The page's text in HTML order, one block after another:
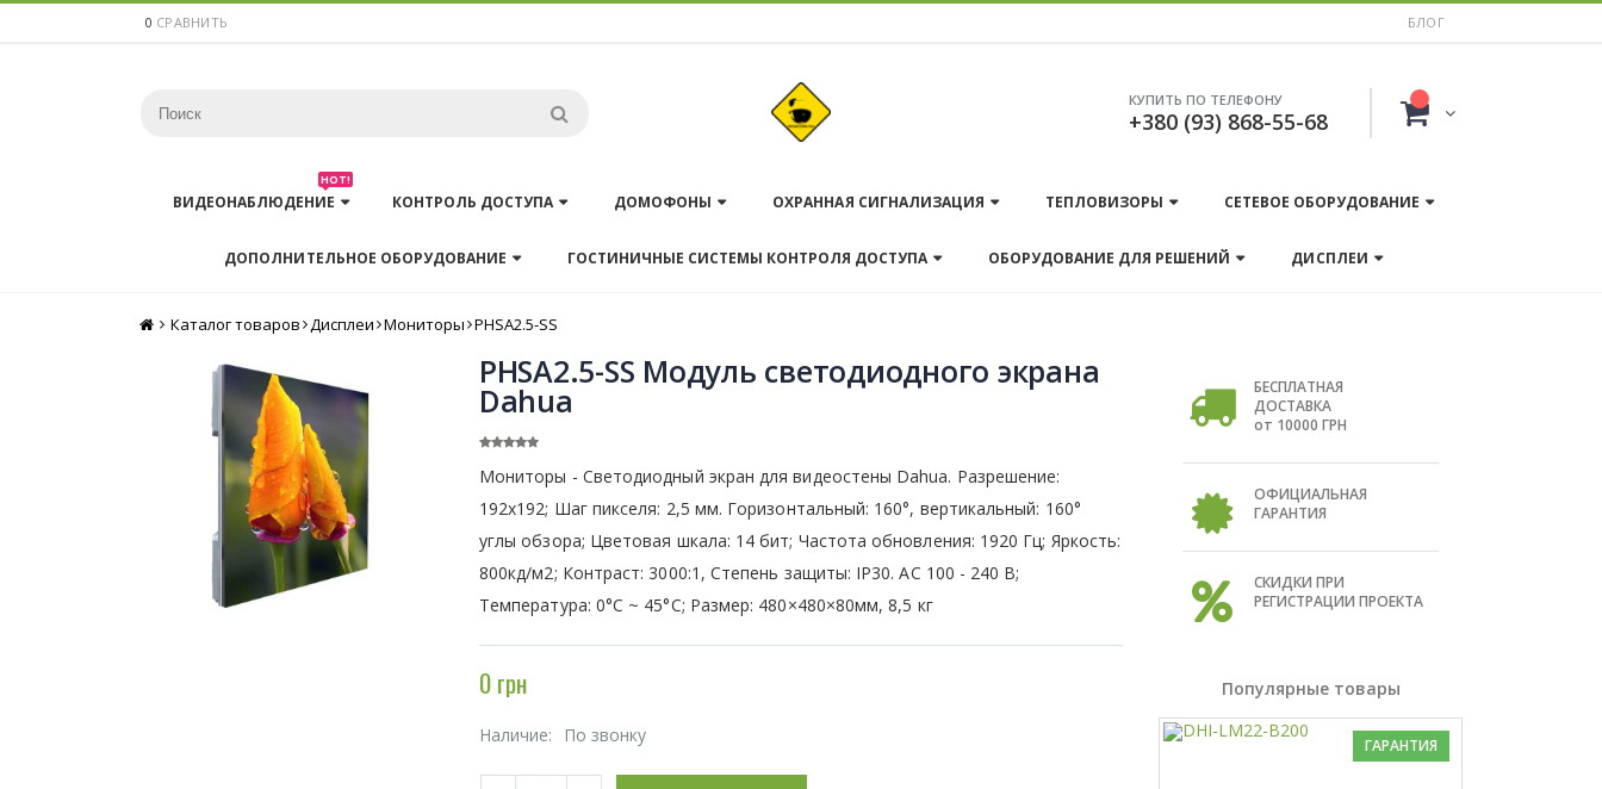
0 СРАВНИТЬ БЛОГ
КУПИТЬ ПО ТЕЛЕФОНУ
+380 (93) 868-55-68
ВИДЕОНАБЛЮДЕНИЕ
HOT!
КОНТРОЛЬ ДОСТУПА ДОМОФОНЫ ОХРАННАЯ СИГНАЛИЗАЦИЯ ТЕПЛОВИЗОРЫ СЕТЕВОЕ ОБОРУДОВАНИЕ
ДОПОЛНИТЕЛЬНОЕ ОБОРУДОВАНИЕ ГОСТИНИЧНЫЕ СИСТЕМЫ КОНТРОЛЯ ДОСТУПА ОБОРУДОВАНИЕ ДЛЯ РЕШЕНИЙ ДИСПЛЕИ
Главная
Каталог товаров Дисплеи Мониторы PHSA2.5-SS
PHSA2.5-SS Модуль светодиодного экрана
Dahua
Мониторы - Светодиодный экран для видеостены Dahua. Разрешение:
192х192; Шаг пикселя: 2,5 мм. Горизонтальный: 160°, вертикальный: 160°
углы обзора; Цветовая шкала: 14 бит; Частота обновления: 1920 Гц; Яркость:
800кд/м2; Контраст: 3000:1, Степень защиты: IP30. АС 100 - 240 В;
Температура: 0°C ~ 45°C; Размер: 480×480×80мм, 8,5 кг
0 грн
Наличие: По звонку
БЕСПЛАТНАЯ
ДОСТАВКА
от 10000 ГРН
ОФИЦИАЛЬНАЯ
ГАРАНТИЯ
СКИДКИ ПРИ
РЕГИСТРАЦИИ ПРОЕКТА
Популярные товары
ГАРАНТИЯ